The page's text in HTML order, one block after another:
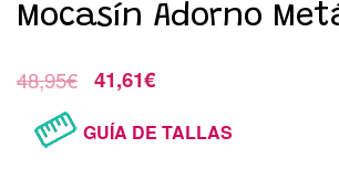
Mocasín Adorno
48,95€ 41,61€
GUÍA DE TALLAS